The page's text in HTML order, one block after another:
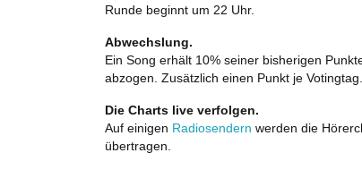
Runde beginnt um 22 Uhr.
Abwechslung.
Ein Song erhält 10% seiner bisherigen
abzogen. Zusätzlich einen Punkt je Votingtag.
Die Charts live verfolgen.
Auf einigen Radiosendern werden die
übertragen.